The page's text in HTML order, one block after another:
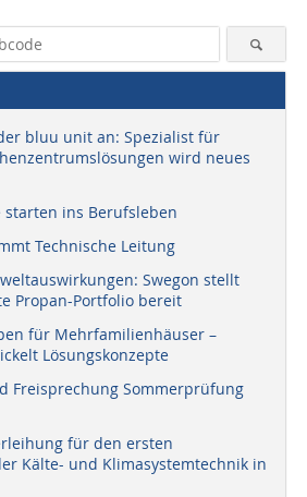
bluu unit an: Spezialist für
wird neues
ins Berufsleben
Technische Leitung
Swegon stellt
Propan-Portfolio bereit
für Mehrfamilienhäuser –
Lösungskonzepte
Freisprechung Sommerprüfung
für den ersten
Kälte- und Klimasystemtechnik in